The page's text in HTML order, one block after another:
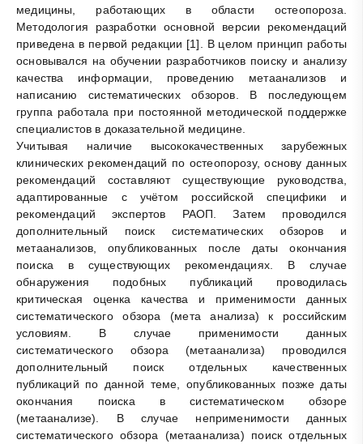
медицины, работающих в области остеопороза.
Методология разработки основной версии рекомендаций
приведена в первой редакции [1]. В целом принцип работы
основывался на обучении разработчиков поиску и анализу
качества информации, проведению метаанализов и
написанию систематических обзоров. В последующем
группа работала при постоянной методической поддержке
специалистов в доказательной медицине.
Учитывая наличие высококачественных зарубежных
клинических рекомендаций по остеопорозу, основу данных
рекомендаций составляют существующие руководства,
адаптированные с учётом российской специфики и
рекомендаций экспертов РАОП. Затем проводился
дополнительный поиск систематических обзоров и
метаанализов, опубликованных после даты окончания
поиска в существующих рекомендациях. В случае
обнаружения подобных публикаций проводилась
критическая оценка качества и применимости данных
систематического обзора (мета анализа) к российским
условиям. В случае применимости данных
систематического обзора (метаанализа) проводился
дополнительный поиск отдельных качественных
публикаций по данной теме, опубликованных позже даты
окончания поиска в систематическом обзоре
(метаанализе). В случае неприменимости данных
систематического обзора (метаанализа) поиск отдельных